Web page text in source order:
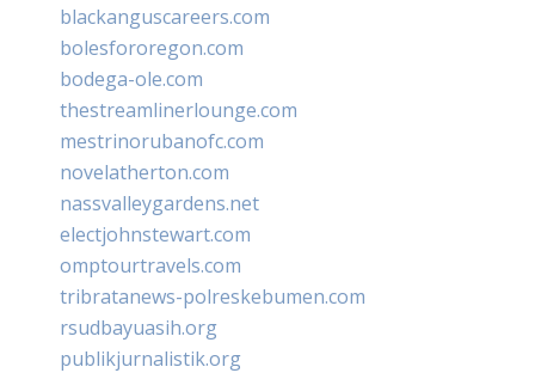
blackanguscareers.com
bolesfororegon.com
bodega-ole.com
thestreamlinerlounge.com
mestrinorubanofc.com
novelatherton.com
nassvalleygardens.net
electjohnstewart.com
omptourtravels.com
tribratanews-polreskebumen.com
rsudbayuasih.org
publikjurnalistik.org